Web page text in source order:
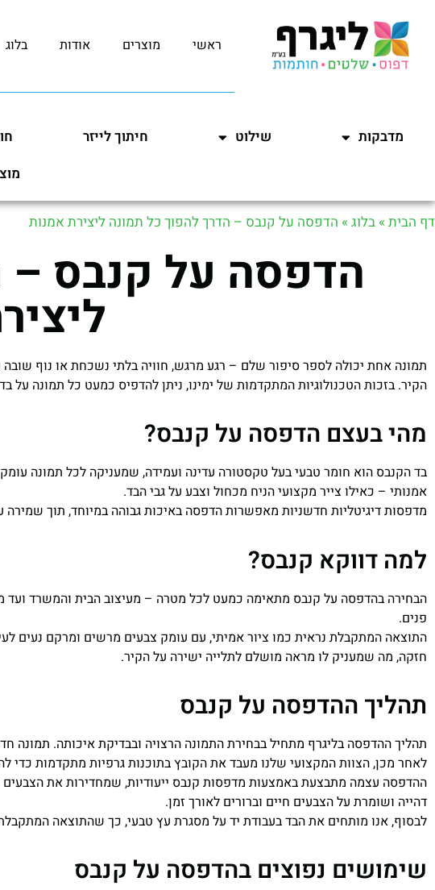
ראשי מוצרים אודות בלוג
מדבקות שילוט חיתוך לייזר
דף הבית » בלוג » הדפסה על קנבס – הדרך להפוך כל תמונה ליצירת אמנות
הדפסה על קנבס –
תמונה אחת יכולה לספר סיפור שלם – רגע מרגש, חוויה בלתי נשכחת או נוף שובה
הקיר. בזכות הטכנולוגיות המתקדמות של ימינו, ניתן להדפיס כמעט כל תמונה
מהי בעצם הדפסה על קנבס?
בד הקנבס הוא חומר טבעי בעל טקסטורה עדינה ועמידה, שמעניקה לכל תמונה
אמנותי – כאילו צייר מקצועי הניח מכחול וצבע על גבי הבד.
מדפסות דיגיטליות חדשניות מאפשרות הדפסה באיכות גבוהה במיוחד, תוך שמירה
למה דווקא קנבס?
הבחירה בהדפסה על קנבס מתאימה כמעט לכל מטרה – מעיצוב הבית והמשרד ועד
פנים.
התוצאה המתקבלת נראית כמו ציור אמיתי, עם עומק צבעים מרשים ומרקם נעים
חזקה, מה שמעניק לו מראה מושלם לתלייה ישירה על הקיר.
תהליך ההדפסה על קנבס
תהליך ההדפסה בליגרף מתחיל בבחירת התמונה הרצויה ובבדיקת איכותה. תמונה
לאחר מכן, הצוות המקצועי שלנו מעבד את הקובץ בתוכנות גרפיות מתקדמות כדי
ההדפסה עצמה מתבצעת באמצעות מדפסות קנבס ייעודיות, שמחדירות את הצבעים
דהייה ושומרת על הצבעים חיים וברורים לאורך זמן.
לבסוף, אנו מותחים את הבד בעבודת יד על מסגרת עץ טבעי, כך שהתוצאה
שימושים נפוצים בהדפסה על קנבס